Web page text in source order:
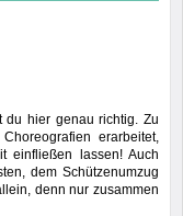
du hier genau richtig. Zu
erarbeitet,
einfließen lassen! Auch
dem Schützenumzug
denn nur zusammen